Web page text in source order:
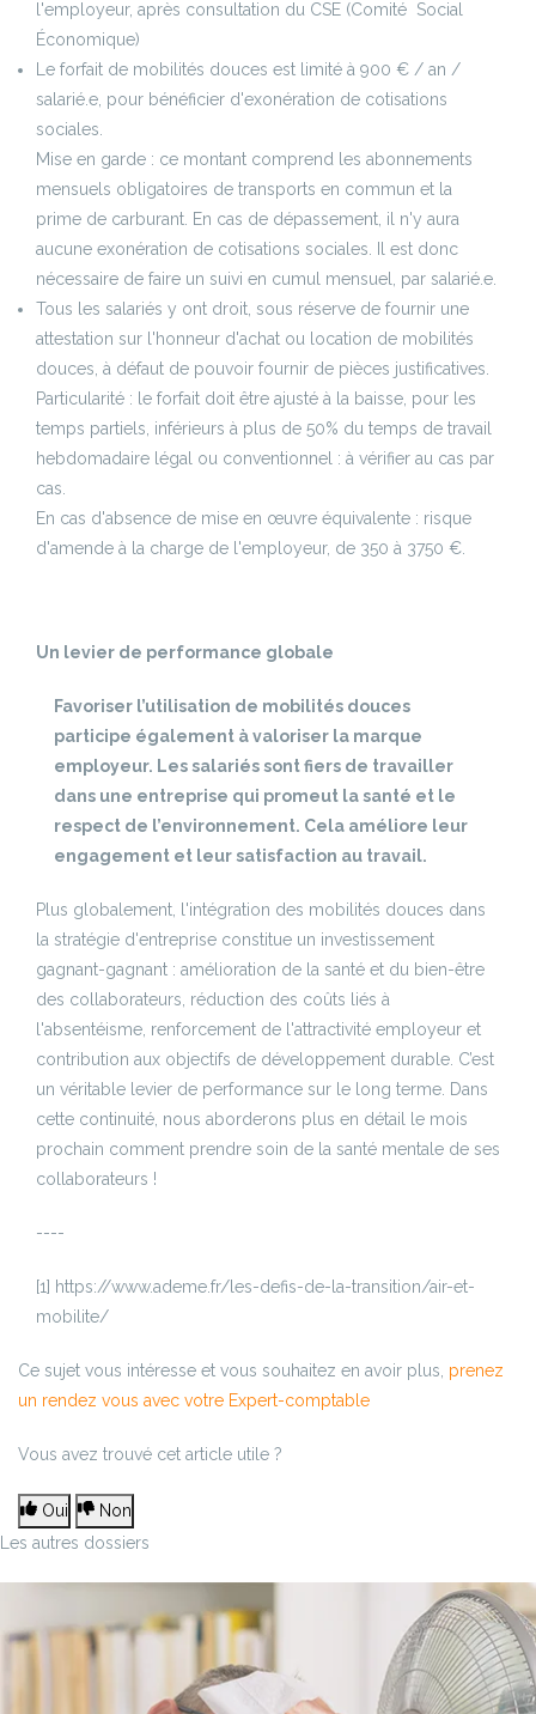
l'employeur, après consultation du CSE (Comité Social
Économique)
Le forfait de mobilités douces est limité à 900 € / an /
salarié.e, pour bénéficier d'exonération de cotisations
sociales.
Mise en garde : ce montant comprend les abonnements
mensuels obligatoires de transports en commun et la
prime de carburant. En cas de dépassement, il n'y aura
aucune exonération de cotisations sociales. Il est donc
nécessaire de faire un suivi en cumul mensuel, par salarié.e.
Tous les salariés y ont droit, sous réserve de fournir une
attestation sur l'honneur d'achat ou location de mobilités
douces, à défaut de pouvoir fournir de pièces justificatives.
Particularité : le forfait doit être ajusté à la baisse, pour les
temps partiels, inférieurs à plus de 50% du temps de travail
hebdomadaire légal ou conventionnel : à vérifier au cas par
cas.
En cas d'absence de mise en œuvre équivalente : risque
d'amende à la charge de l'employeur, de 350 à 3750 €.
Un levier de performance globale
Favoriser l’utilisation de mobilités douces
participe également à valoriser la marque
employeur. Les salariés sont fiers de travailler
dans une entreprise qui promeut la santé et le
respect de l’environnement. Cela améliore leur
engagement et leur satisfaction au travail.
Plus globalement, l'intégration des mobilités douces dans
la stratégie d'entreprise constitue un investissement
gagnant-gagnant : amélioration de la santé et du bien-être
des collaborateurs, réduction des coûts liés à
l'absentéisme, renforcement de l'attractivité employeur et
contribution aux objectifs de développement durable. C’est
un véritable levier de performance sur le long terme. Dans
cette continuité, nous aborderons plus en détail le mois
prochain comment prendre soin de la santé mentale de ses
collaborateurs !
----
[1] https://www.ademe.fr/les-defis-de-la-transition/air-et-
mobilite/
Ce sujet vous intéresse et vous souhaitez en avoir plus, prenez
un rendez vous avec votre Expert-comptable
Vous avez trouvé cet article utile ?
Oui
Non
Les autres dossiers